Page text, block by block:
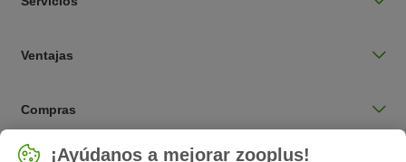
Ventajas
Compras
Seleccionar país
¡Ayúdanos a mejorar zooplus!